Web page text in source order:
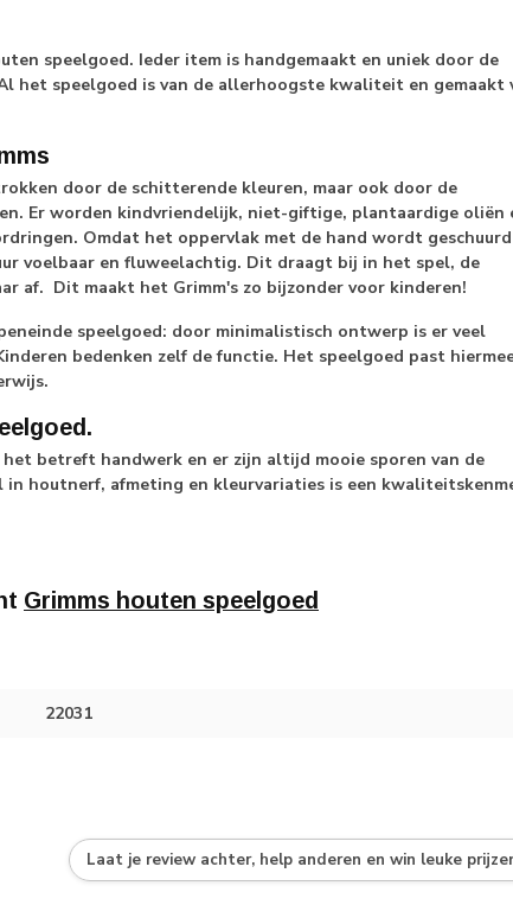
speelgoed. Ieder item is handgemaakt en uniek door de
het speelgoed is van de allerhoogste kwaliteit en gemaakt
door de schitterende kleuren, maar ook door de
Er worden kindvriendelijk, niet-giftige, plantaardige oliën
Omdat het oppervlak met de hand wordt
voelbaar en fluweelachtig. Dit draagt bij in het spel, de
af. Dit maakt het Grimm's zo bijzonder voor kinderen!
speelgoed: door minimalistisch ontwerp is er veel
bedenken zelf de functie. Het speelgoed past
het betreft handwerk en er zijn altijd mooie sporen van de
houtnerf, afmeting en kleurvariaties is een
Grimms houten speelgoed
22031
Laat je review achter, help anderen en win leuke